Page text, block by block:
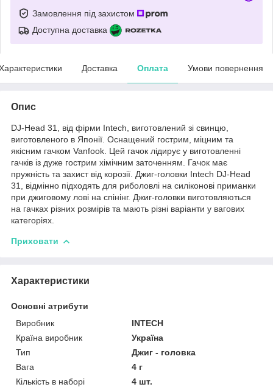
Замовлення під захистом
Доступна доставка
Доставка Оплата Умови повернення
Опис
DJ-Head 31, від фірми Intech, виготовлений зі свинцю,
виготовленого в Японії. Оснащений гострим, міцним та
якісним гачком Vanfook. Цей гачок лідирує у виготовленні
гачків із дуже гострим хімічним заточенням. Гачок має
пружність та захист від корозії. Джиг-головки Intech DJ-Head
31, відмінно підходять для риболовлі на силіконові приманки
при джиговому лові на спінінг. Джиг-головки виготовляються
на гачках різних розмірів та мають різні варіанти у вагових
категоріях.
Приховати
Характеристики
Основні атрибути
Виробник
INTECH
Країна виробник
Україна
Тип
Джиг - головка
Вага
4 г
Кількість в наборі
4 шт.